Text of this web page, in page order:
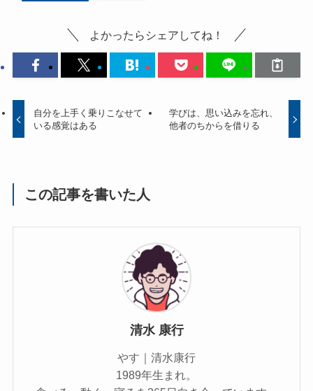
よかったらシェアしてね！
自分を上手く乗りこなせて
いる感覚はある
学びは、思い込みを忘れ、
他者のちからを借りる
この記事を書いた人
清水 康行
やす｜清水康行
1989年生まれ。